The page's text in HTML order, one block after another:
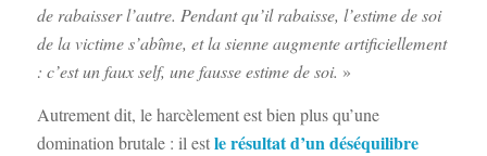
de rabaisser l’autre. Pendant qu’il rabaisse, l’estime de soi
de la victime s’abîme, et la sienne augmente artificiellement
: c’est un faux self, une fausse estime de soi. »
Autrement dit, le harcèlement est bien plus qu’une
domination brutale : il estle résultat d’un déséquilibre